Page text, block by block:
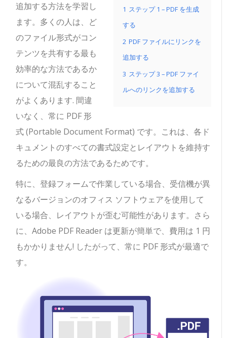
1 ステップ 1 – PDF を生成
する
2 PDF ファイルにリンクを
追加する
3 ステップ 3 – PDF ファイ
ルへのリンクを追加する
追加する方法を学習し
ます。多くの人は、ど
のファイル形式がコン
テンツを共有する最も
効率的な方法であるか
について混乱すること
がよくあります. 間違
いなく、常に PDF 形
式 (Portable Document Format) です。これは、各ド
キュメントのすべての書式設定とレイアウトを維持す
るための最良の方法であるためです。
特に、登録フォームで作業している場合、受信機が異
なるバージョンのオフィス ソフトウェアを使用して
いる場合、レイアウトが歪む可能性があります。さら
に、Adobe PDF Reader は更新が簡単で、費用は 1 円
もかかりません! したがって、常に PDF 形式が最適で
す。